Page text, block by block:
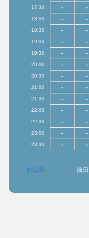
17:30 - -
18:00 - -
18:30 - -
19:00 - -
19:30 - -
20:00 - -
20:30 - -
21:00 - -
21:30 - -
22:00 - -
22:30 - -
23:00 - -
23:30 - -
前(1/3) 前日